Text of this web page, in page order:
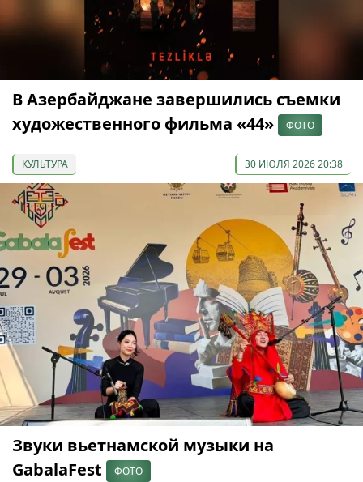
В Азербайджане завершились съемки
художественного фильма «44»
ФОТО
КУЛЬТУРА 30 ИЮЛЯ 2026 20:38
Звуки вьетнамской музыки на
GabalaFest
ФОТО